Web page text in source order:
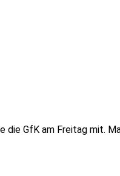
GfK am Freitag mit.